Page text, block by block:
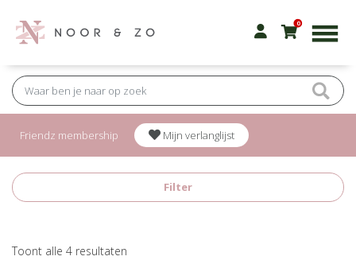
0
Friendz membership Mijn verlanglijst
Filter
Toont alle 4 resultaten